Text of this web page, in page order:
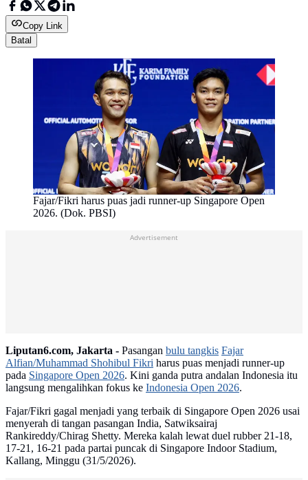
Copy Link
Batal
Fajar/Fikri harus puas jadi runner-up Singapore Open
2026. (Dok. PBSI)
Advertisement
Liputan6.com, Jakarta - Pasangan bulu tangkis Fajar
Alfian/Muhammad Shohibul Fikri harus puas menjadi runner-up
pada Singapore Open 2026. Kini ganda putra andalan Indonesia itu
langsung mengalihkan fokus ke Indonesia Open 2026.
Fajar/Fikri gagal menjadi yang terbaik di Singapore Open 2026 usai
menyerah di tangan pasangan India, Satwiksairaj
Rankireddy/Chirag Shetty. Mereka kalah lewat duel rubber 21-18,
17-21, 16-21 pada partai puncak di Singapore Indoor Stadium,
Kallang, Minggu (31/5/2026).